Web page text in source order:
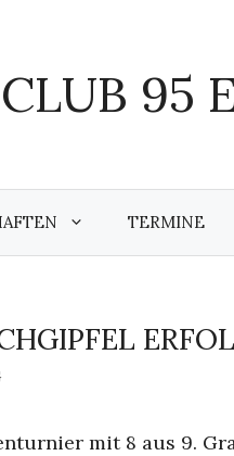
95
TERMINE
mit 8 aus 9.